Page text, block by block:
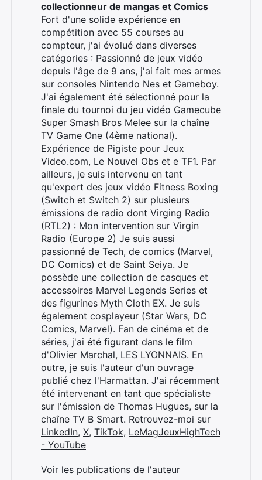
collectionneur de mangas et Comics
Fort d'une solide expérience en
compétition avec 55 courses au
compteur, j'ai évolué dans diverses
catégories : Passionné de jeux vidéo
depuis l'âge de 9 ans, j'ai fait mes armes
sur consoles Nintendo Nes et Gameboy.
J'ai également été sélectionné pour la
finale du tournoi du jeu vidéo Gamecube
Super Smash Bros Melee sur la chaîne
TV Game One (4ème national).
Expérience de Pigiste pour Jeux
Video.com, Le Nouvel Obs et e TF1. Par
ailleurs, je suis intervenu en tant
qu'expert des jeux vidéo Fitness Boxing
(Switch et Switch 2) sur plusieurs
émissions de radio dont Virging Radio
(RTL2) : Mon intervention sur Virgin
Radio (Europe 2) Je suis aussi
passionné de Tech, de comics (Marvel,
DC Comics) et de Saint Seiya. Je
possède une collection de casques et
accessoires Marvel Legends Series et
des figurines Myth Cloth EX. Je suis
également cosplayeur (Star Wars, DC
Comics, Marvel). Fan de cinéma et de
séries, j'ai été figurant dans le film
d'Olivier Marchal, LES LYONNAIS. En
outre, je suis l'auteur d'un ouvrage
publié chez l'Harmattan. J'ai récemment
été intervenant en tant que spécialiste
sur l'émission de Thomas Hugues, sur la
chaîne TV B Smart. Retrouvez-moi sur
LinkedIn, X, TikTok, LeMagJeuxHighTech
- YouTube
Voir les publications de l'auteur
Rechercher
: